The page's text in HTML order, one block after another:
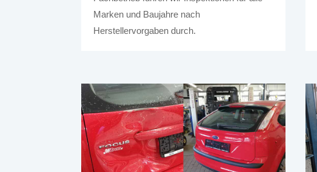
Marken und Baujahre nach
Herstellervorgaben durch.